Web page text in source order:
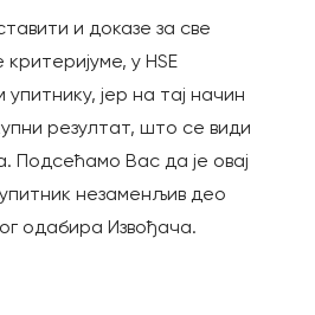
и доказе за све
у НЅЕ
јер на тај начин
резултат, што се види
Подсећамо Вас да је овај
незаменљив део
одабира Извођача.